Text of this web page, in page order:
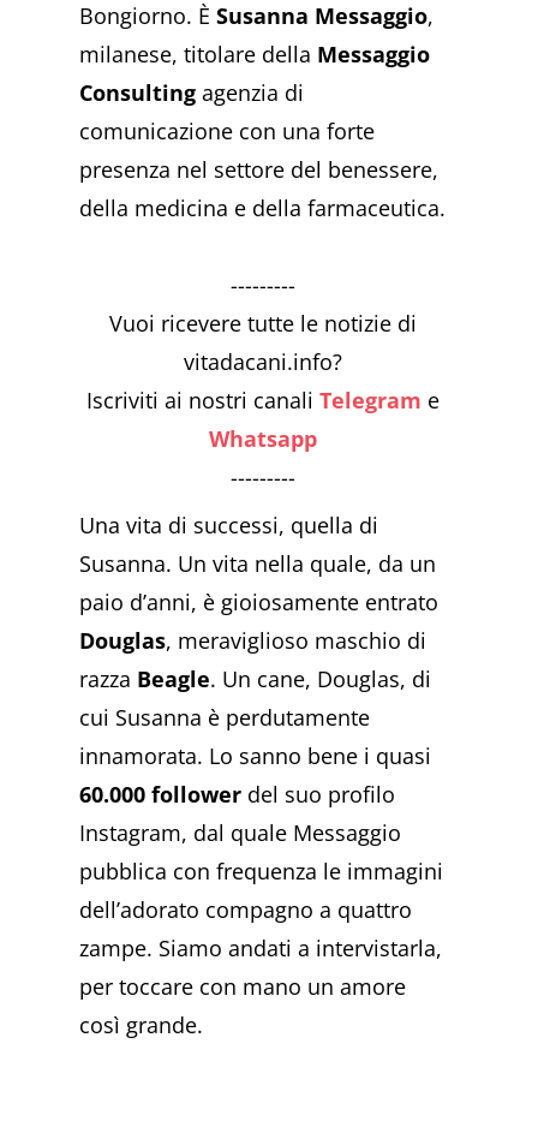
Bongiorno. ÈSusanna Messaggio,
milanese, titolare della Messaggio
Consulting agenzia di
comunicazione con una forte
presenza nel settore del benessere,
della medicina e della farmaceutica.
---------
Vuoi ricevere tutte le notizie di
vitadacani.info?
Iscriviti ai nostri canaliTelegram e
Whatsapp
---------
Una vita di successi, quella di
Susanna. Un vita nella quale, da un
paio d’anni, è gioiosamente entrato
Douglas, meraviglioso maschio di
razza Beagle. Un cane, Douglas, di
cui Susanna è perdutamente
innamorata. Lo sanno bene i quasi
60.000 follower del suo profilo
Instagram, dal quale Messaggio
pubblica con frequenza le immagini
dell’adorato compagno a quattro
zampe. Siamo andati a intervistarla,
per toccare con mano un amore
così grande.